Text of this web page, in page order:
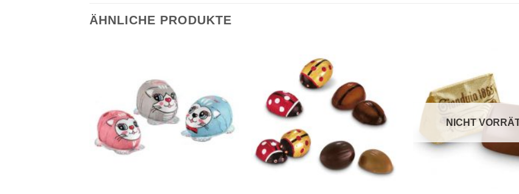
ÄHNLICHE PRODUKTE
Wunschliste
NICHT